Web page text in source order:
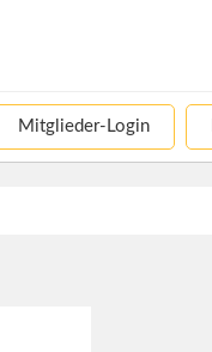
Mitglieder-Login